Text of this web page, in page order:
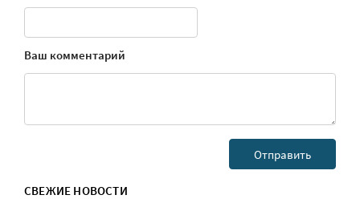
Ваш комментарий
СВЕЖИЕ НОВОСТИ